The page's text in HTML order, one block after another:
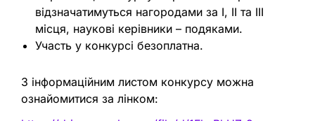
відзначатимуться нагородами за І, ІІ та ІІІ
місця, наукові керівники – подяками.
Участь у конкурсі безоплатна.
З інформаційним листом конкурсу можна
ознайомитися за лінком: